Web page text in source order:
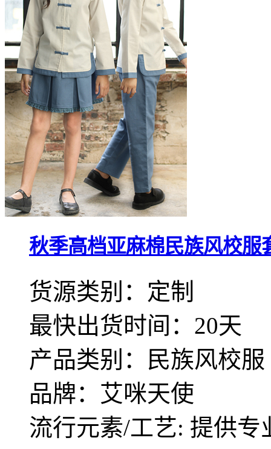
秋季高档亚麻棉民族风校服
货源类别：定制
最快出货时间：20天
产品类别：民族风校服
品牌：艾咪天使
流行元素/工艺: 提供专